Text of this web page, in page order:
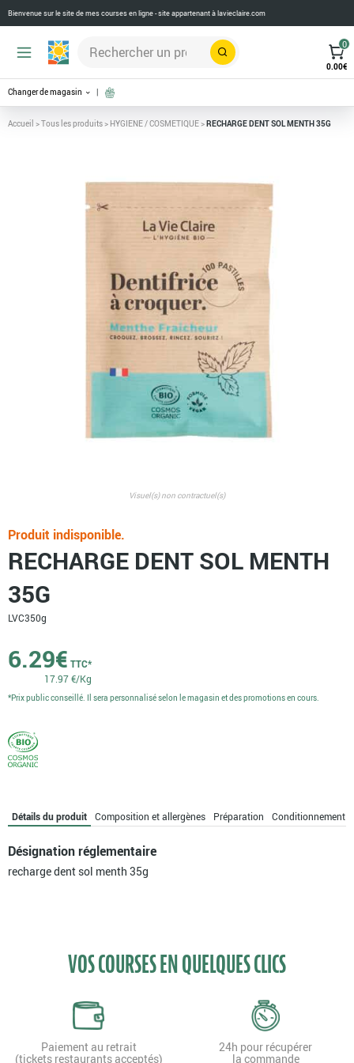
Bienvenue sur le site de mes courses en ligne - site appartenant àlavieclaire.com
Rechercher
0
0.00€
Changer de magasin
Accueil >Tous les produits> HYGIENE / COSMETIQUE>RECHARGE DENT SOL MENTH 35G
Visuel(s) non contractuel(s)
RECHARGE DENT SOL MENTH
35G
LVC350g
6.29€ TTC*
17.97 €/Kg
Produit indisponible.
*Prix public conseillé. Il sera personnalisé selon le magasin et des promotions en cours.
Détails du produit Composition et allergènes Préparation Conditionnement
Désignation réglementaire
recharge dent sol menth 35g
VOS COURSES EN QUELQUES CLICS
Paiement au retrait
(tickets restaurants acceptés)
24h pour récupérer
la commande